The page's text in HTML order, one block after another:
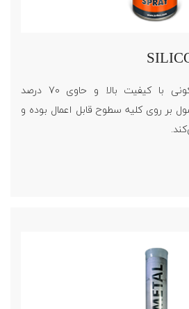
اسپری روان‌کننده سیلیکونی با کیفیت بالا و حاوی 70 درصد
بر روی کلیه سطوح قابل اعمال بوده و